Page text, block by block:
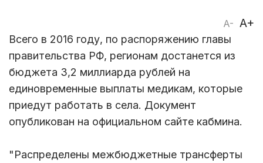
A- A+
Всего в 2016 году, по распоряжению главы
правительства РФ, регионам достанется из
бюджета 3,2 миллиарда рублей на
единовременные выплаты медикам, которые
приедут работать в села. Документ
опубликован на официальном сайте кабмина.
"Распределены межбюджетные трансферты